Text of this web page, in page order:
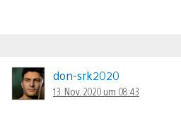
don-srk2020
13. Nov. 2020 um 08:43